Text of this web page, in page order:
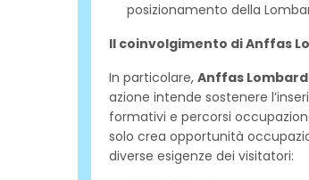
posizionamento della
Il coinvolgimento di Anffas
In particolare, Anffas
azione intende sostenere
formativi e percorsi
solo crea opportunità
diverse esigenze dei visitatori: